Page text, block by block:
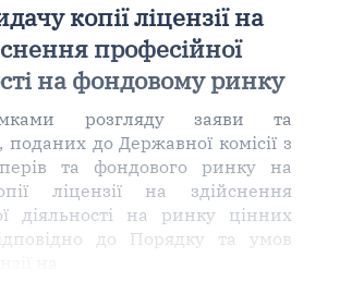
копії ліцензії на
професійної
на фондовому ринку
розгляду заяви та
поданих до Державної комісії з
та фондового ринку на
ліцензії на здійснення
діяльності на ринку цінних
до Порядку та умов